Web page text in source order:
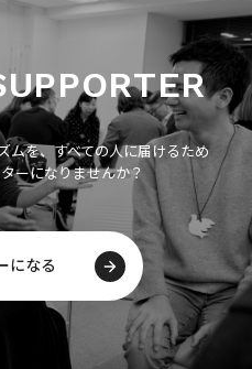
ムを、すべての人に届けるため
ーになりませんか？
になる